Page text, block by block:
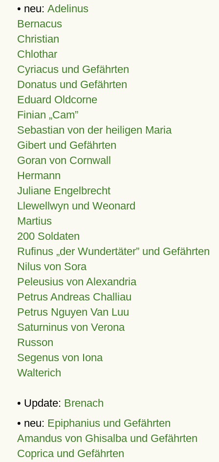
• neu: Adelinus
Bernacus
Christian
Chlothar
Cyriacus und Gefährten
Donatus und Gefährten
Eduard Oldcorne
Finian Cam
Sebastian von der heiligen Maria
Gibert und Gefährten
Goran von Cornwall
Hermann
Juliane Engelbrecht
Llewellwyn und Weonard
Martius
200 Soldaten
Rufinus „der Wundertäter” und Gefährten
Nilus von Sora
Peleusius von Alexandria
Petrus Andreas Challiau
Petrus Nguyen Van Luu
Saturninus von Verona
Russon
Segenus von Iona
Walterich
• Update: Brenach
• neu: Epiphanius und Gefährten
Amandus von Ghisalba und Gefährten
Coprica und Gefährten